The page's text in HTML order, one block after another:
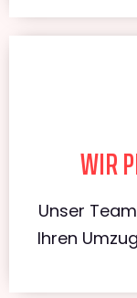
WIR
Unser
Ihren